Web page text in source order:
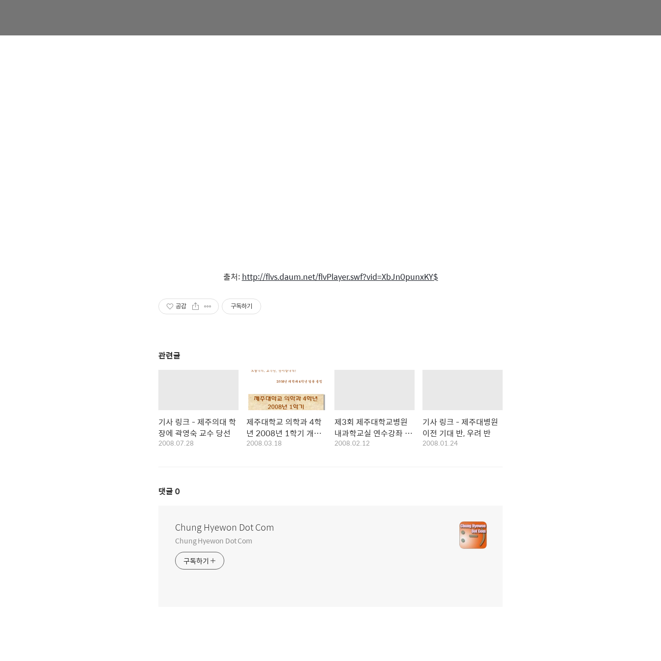
출처: http://flvs.daum.net/flvPlayer.swf?vid=XbJn0punxKY$
공감 구독하기
관련글
기사 링크 - 제주의대 학
장에 곽영숙 교수 당선
2008.07.28
제주대학교 의학과 4학
년 2008년 1학기 개강
파티 초대장
2008.03.18
제3회 제주대학교병원
내과학교실 연수강좌 안
내
2008.02.12
기사 링크 - 제주대병원
이전 기대 반, 우려 반
2008.01.24
댓글 0
Chung Hyewon Dot Com
Chung Hyewon Dot Com
구독하기